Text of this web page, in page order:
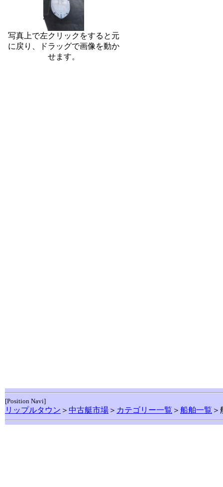
写真上で左クリックをすると元
に戻り、ドラッグで画像を動か
せます。
[Position Navi]
リップルタウン ＞ 中古艇市場 ＞ カテゴリー一覧 ＞ 船舶一覧 ＞